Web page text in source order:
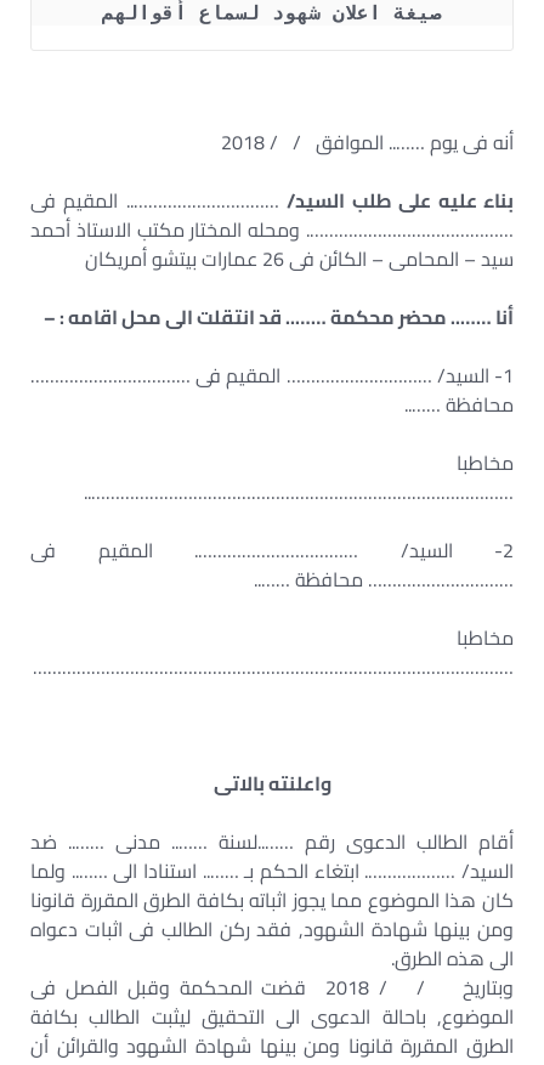
صيغة اعلان شهود لسماع أقوالهم
أنه فى يوم …….. الموافق / / 2018
بناء عليه على طلب السيد/………………………….. المقيم فى
……………………………………. ومحله المختار مكتب الاستاذ أحمد
سيد – المحامى – الكائن فى 26 عمارات بيتشو أمريكان
أنا …….. محضر محكمة …….. قد انتقلت الى محل اقامه : –
1- السيد/ ………………………… المقيم فى ……………………………
محافظة ……..
مخاطبا
……………………………………………………………………………..
2- السيد/ ……………………………. المقيم فى
………………………… محافظة ……..
مخاطبا
………………………………………………………………………………………
واعلنته بالاتى
أقام الطالب الدعوى رقم ……..لسنة …….. مدنى …….. ضد
السيد/ ………………. ابتغاء الحكم بـ …….. استنادا الى …….. ولما
كان هذا الموضوع مما يجوز اثباته بكافة الطرق المقررة قانونا
ومن بينها شهادة الشهود, فقد ركن الطالب فى اثبات دعواه
الى هذه الطرق.
وبتاريخ / / 2018 قضت المحكمة وقبل الفصل فى
الموضوع, باحالة الدعوى الى التحقيق ليثبت الطالب بكافة
الطرق المقررة قانونا ومن بينها شهادة الشهود والقرائن أن